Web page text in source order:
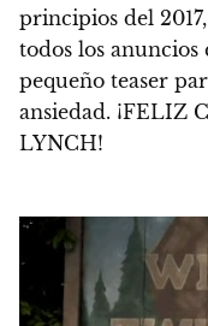
principios del
todos los anuncios
pequeño teaser
ansiedad. ¡FELIZ
LYNCH!